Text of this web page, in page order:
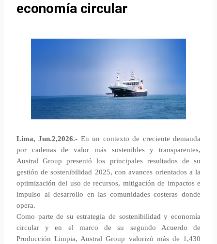
economía circular
Lima, Jun.2,2026.- En un contexto de creciente demanda
por cadenas de valor más sostenibles y transparentes,
Austral Group presentó los principales resultados de su
gestión de sostenibilidad 2025, con avances orientados a la
optimización del uso de recursos, mitigación de impactos e
impulso al desarrollo en las comunidades costeras donde
opera.
Como parte de su estrategia de sostenibilidad y economía
circular y en el marco de su segundo Acuerdo de
Producción Limpia, Austral Group valorizó más de 1,430